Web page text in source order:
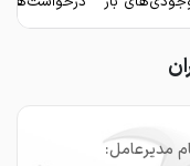
مدیرعامل: